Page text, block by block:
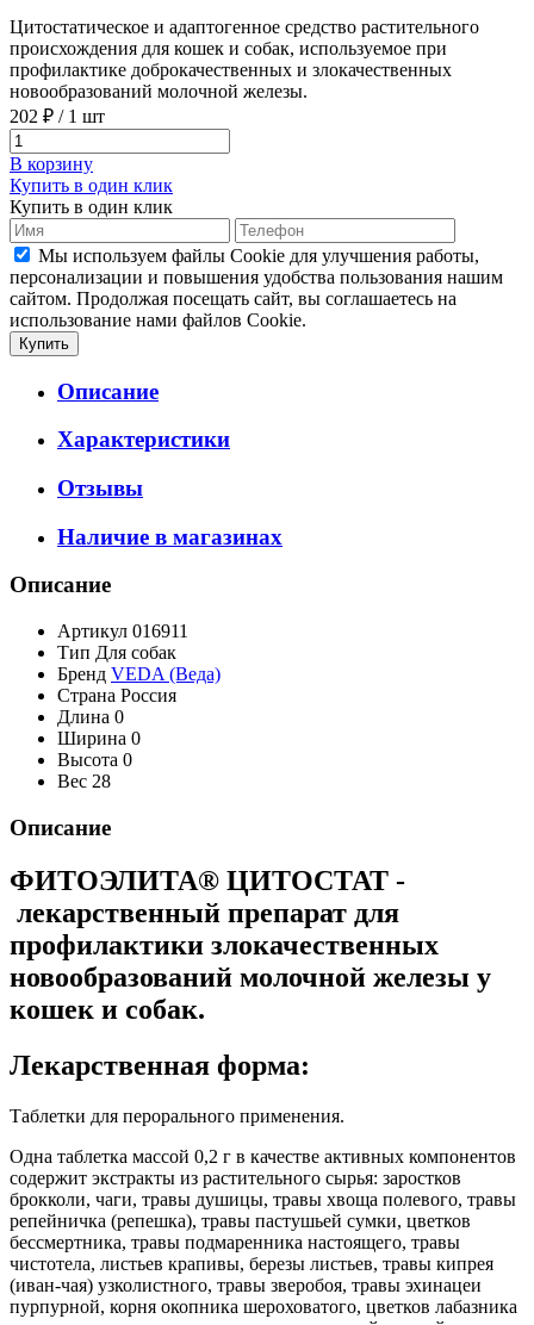
Цитостатическое и адаптогенное средство растительного
происхождения для кошек и собак, используемое при
профилактике доброкачественных и злокачественных
новообразований молочной железы.
202 ₽ / 1 шт
В корзину
Купить в один клик
Купить в один клик
Мы используем файлы Cookie для улучшения работы,
персонализации и повышения удобства пользования нашим
сайтом. Продолжая посещать сайт, вы соглашаетесь на
использование нами файлов Cookie.
Описание
Характеристики
Отзывы
Наличие в магазинах
Описание
Артикул 016911
Тип Для собак
Бренд VEDA (Веда)
Страна Россия
Длина 0
Ширина 0
Высота 0
Вес 28
Описание
ФИТОЭЛИТА® ЦИТОСТАТ -
лекарственный препарат для
профилактики злокачественных
новообразований молочной железы у
кошек и собак.
Лекарственная форма:
Таблетки для перорального применения.
Одна таблетка массой 0,2 г в качестве активных компонентов
содержит экстракты из растительного сырья: заростков
брокколи, чаги, травы душицы, травы хвоща полевого, травы
репейничка (репешка), травы пастушьей сумки, цветков
бессмертника, травы подмаренника настоящего, травы
чистотела, листьев крапивы, березы листьев, травы кипрея
(иван-чая) узколистного, травы зверобоя, травы эхинацеи
пурпурной, корня окопника шероховатого, цветков лабазника